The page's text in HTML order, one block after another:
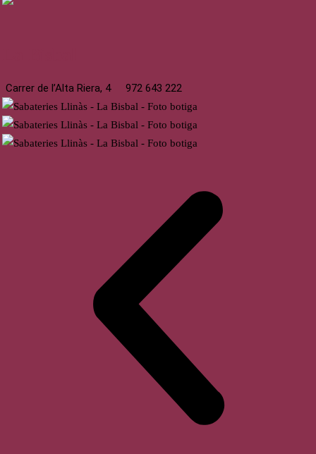
Carrer de l’Alta Riera, 4 972 643 222